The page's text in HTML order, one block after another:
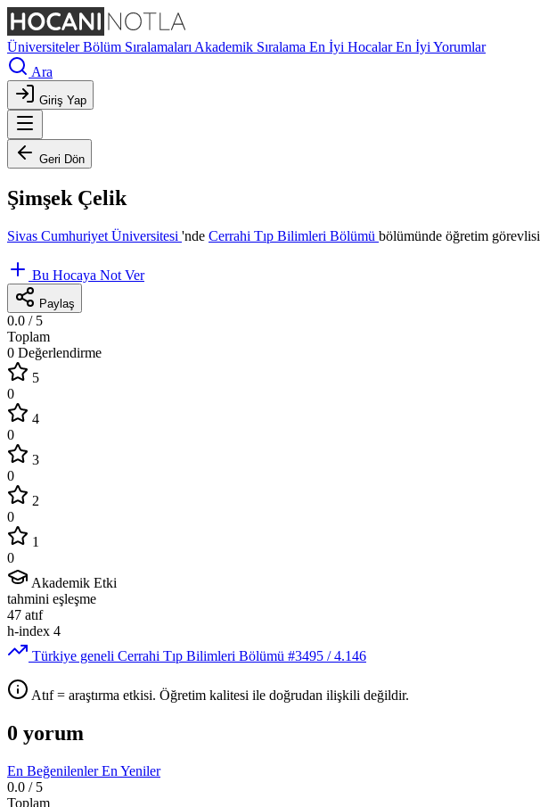
ÜniversitelerBölüm Sıralamaları Akademik Sıralama En İyi HocalarEn İyi Yorumlar
Ara
Giriş Yap
Geri Dön
Şimşek Çelik
Sivas Cumhuriyet Üniversitesi 'nde Cerrahi Tıp Bilimleri Bölümü bölümünde öğretim görevlisi
Bu Hocaya Not Ver
Paylaş
0.0 / 5
Toplam
0 Değerlendirme
5
0
4
0
3
0
2
0
1
0
Akademik Etki
tahmini eşleşme
47 atıf
h-index 4
Türkiye geneli Cerrahi Tıp Bilimleri Bölümü #3495 / 4.146
Atıf = araştırma etkisi. Öğretim kalitesi ile doğrudan ilişkili değildir.
0 yorum
En BeğenilenlerEn Yeniler
0.0 / 5
Toplam